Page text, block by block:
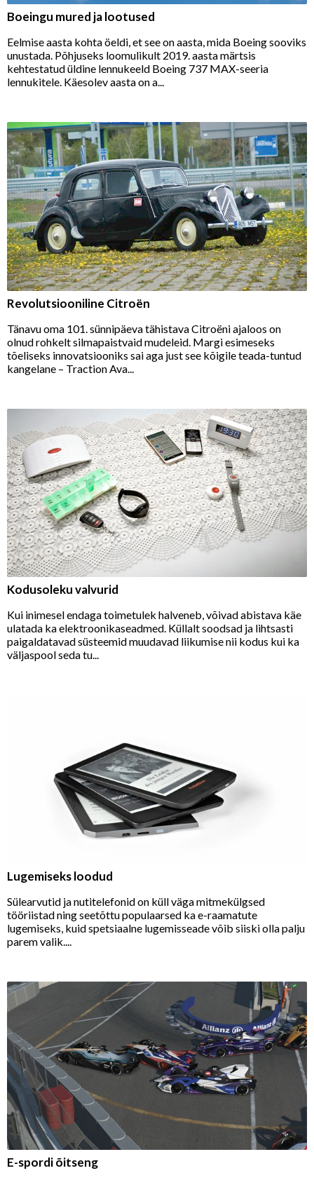
Boeingu mured ja lootused
Eelmise aasta kohta öeldi, et see on aasta, mida Boeing sooviks
unustada. Põhjuseks loomulikult 2019. aasta märtsis
kehtestatud üldine lennukeeld Boeing 737 MAX-seeria
lennukitele. Käesolev aasta on a...
Revolutsiooniline Citroën
Tänavu oma 101. sünnipäeva tähistava Citroëni ajaloos on
olnud rohkelt silmapaistvaid mudeleid. Margi esimeseks
tõeliseks innovatsiooniks sai aga just see kõigile teada-tuntud
kangelane – Traction Ava...
Kodusoleku valvurid
Kui inimesel endaga toimetulek halveneb, võivad abistava käe
ulatada ka elektroonikaseadmed. Küllalt soodsad ja lihtsasti
paigaldatavad süsteemid muudavad liikumise nii kodus kui ka
väljaspool seda tu...
Lugemiseks loodud
Sülearvutid ja nutitelefonid on küll väga mitmekülgsed
tööriistad ning seetõttu populaarsed ka e-raamatute
lugemiseks, kuid spetsiaalne lugemisseade võib siiski olla palju
parem valik....
E-spordi õitseng